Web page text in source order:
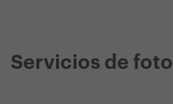
Servicios de